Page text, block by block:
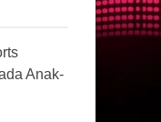
Anak-